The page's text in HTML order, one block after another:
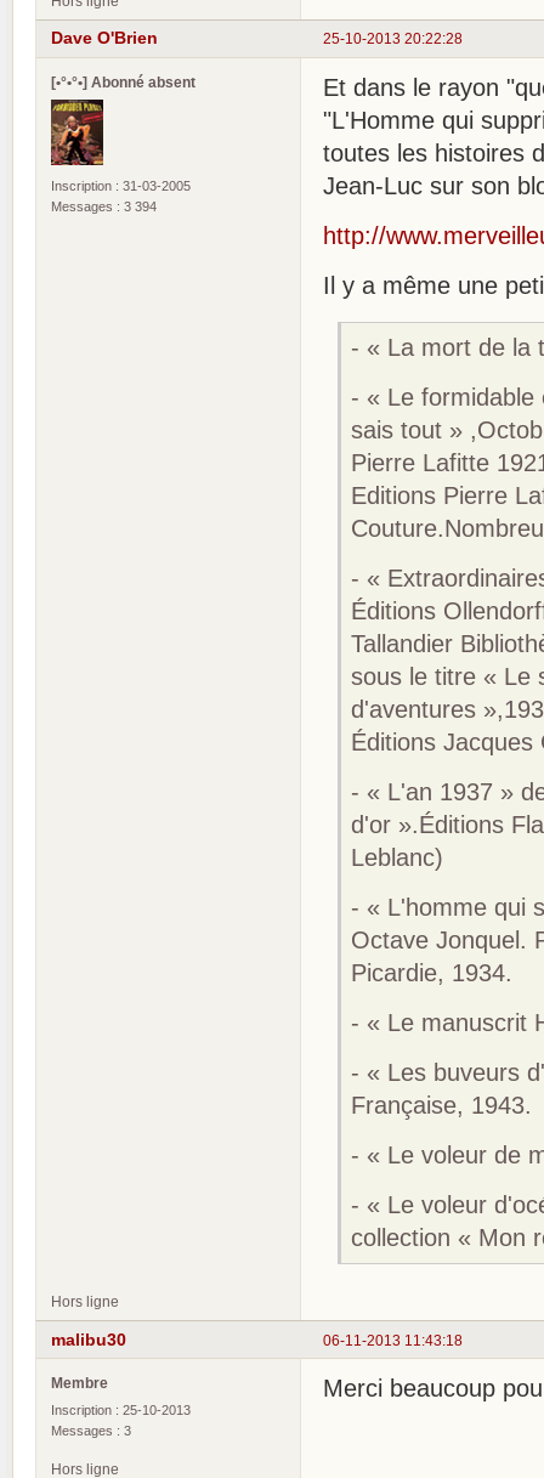
25-10-2013 20:22:28
Dave O'Brien
[•°•°•] Abonné absent
Inscription : 31-03-2005
Messages : 3 394
Et dans le rayon
"L'Homme qui
toutes les histoires
Jean-Luc sur son
http://
Il y a même une
- « La mort de la
- « Le formidable
sais tout »
Pierre Lafitte
Editions Pierre
- «
Éditions
Tallandier
sous le titre « Le
d'aventures
Éditions Jacques
- « L'an 1937 »
d'or ».Éditions
Leblanc)
- « L'homme qui
Octave Jonquel.
Picardie, 1934.
- « Le manuscrit
- « Les buveurs
Française, 1943.
- « Le voleur de
- « Le voleur
collection « Mon
Hors ligne
06-11-2013 11:43:18
malibu30
Membre
Inscription : 25-10-2013
Messages : 3
Merci beaucoup
Hors ligne